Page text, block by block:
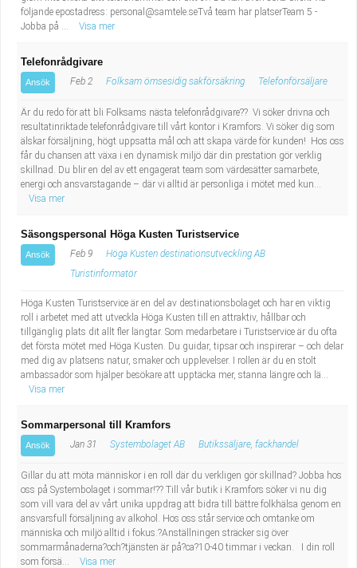
följande epostadress: personal@samtele.seTvå team har platserTeam 5 -
Jobba på ...
Visa mer
Telefonrådgivare
Ansök Feb 2 Folksam ömsesidig sakförsäkring Telefonförsäljare
Är du redo för att bli Folksams nästa telefonrådgivare?? Vi söker drivna och
resultatinriktade telefonrådgivare till vårt kontor i Kramfors. Vi söker dig som
älskar försäljning, högt uppsatta mål och att skapa värde för kunden! Hos oss
får du chansen att växa i en dynamisk miljö där din prestation gör verklig
skillnad. Du blir en del av ett engagerat team som värdesätter samarbete,
energi och ansvarstagande – där vi alltid är personliga i mötet med kun...
Visa mer
Säsongspersonal Höga Kusten Turistservice
Ansök Feb 9
Höga Kusten destinationsutveckling AB
Turistinformatör
Höga Kusten Turistservice är en del av destinationsbolaget och har en viktig
roll i arbetet med att utveckla Höga Kusten till en attraktiv, hållbar och
tillgänglig plats dit allt fler längtar. Som medarbetare i Turistservice är du ofta
det första mötet med Höga Kusten. Du guidar, tipsar och inspirerar – och delar
med dig av platsens natur, smaker och upplevelser. I rollen är du en stolt
ambassadör som hjälper besökare att upptäcka mer, stanna längre och lä...
Visa mer
Sommarpersonal till Kramfors
Ansök Jan 31 Systembolaget AB Butikssäljare, fackhandel
Gillar du att möta människor i en roll där du verkligen gör skillnad? Jobba hos
oss på Systembolaget i sommar!?? Till vår butik i Kramfors söker vi nu dig
som vill vara del av vårt unika uppdrag att bidra till bättre folkhälsa genom en
ansvarsfull försäljning av alkohol. Hos oss står service och omtanke om
människa och miljö alltid i fokus.?Anställningen sträcker sig över
sommarmånaderna?och?tjänsten är på?ca?10-40 timmar i veckan. I din roll
som försä...
Visa mer